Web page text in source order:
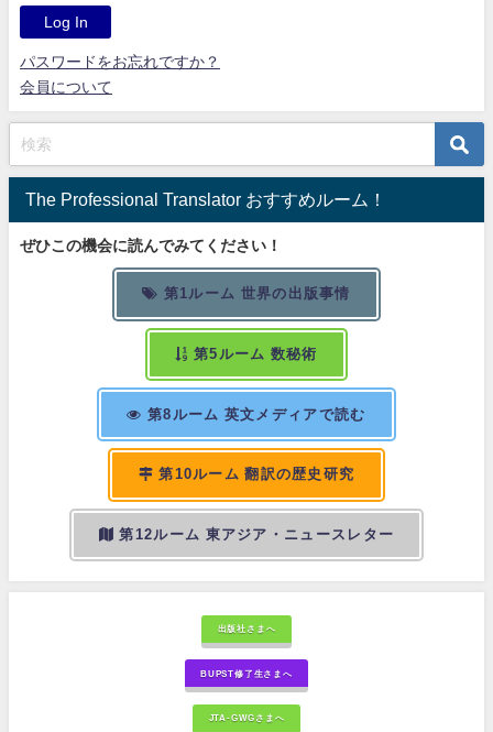
パスワードをお忘れですか？
会員について
The Professional Translator おすすめルーム！
ぜひこの機会に読んでみてください！
第1ルーム 世界の出版事情
第5ルーム 数秘術
第8ルーム 英文メディアで読む
第10ルーム 翻訳の歴史研究
第12ルーム 東アジア・ニュースレター
出版社さまへ
BUPST修了生さまへ
JTA-GWGさまへ